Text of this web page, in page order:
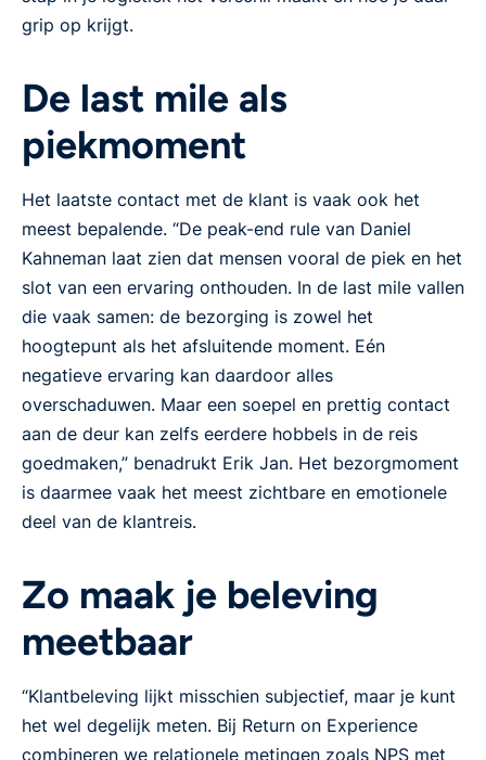
grip op krijgt.
De last mile als
piekmoment
Het laatste contact met de klant is vaak ook het
meest bepalende. “De peak-end rule van Daniel
Kahneman laat zien dat mensen vooral de piek en het
slot van een ervaring onthouden. In de last mile vallen
die vaak samen: de bezorging is zowel het
hoogtepunt als het afsluitende moment. Eén
negatieve ervaring kan daardoor alles
overschaduwen. Maar een soepel en prettig contact
aan de deur kan zelfs eerdere hobbels in de reis
goedmaken,” benadrukt Erik Jan. Het bezorgmoment
is daarmee vaak het meest zichtbare en emotionele
deel van de klantreis.
Zo maak je beleving
meetbaar
“Klantbeleving lijkt misschien subjectief, maar je kunt
het wel degelijk meten. Bij Return on Experience
combineren we relationele metingen zoals NPS met